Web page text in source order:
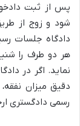
پس از ثبت
شود و زوج از
دادگاه جلسات
هر دو طرف را
نماید. اگر در
دقیق میزان
رسمی دادگستری